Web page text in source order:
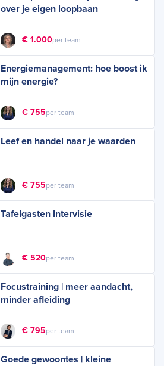
over je eigen loopbaan
€ 1.000per team
Energiemanagement: hoe boost ik
mijn energie?
€ 755per team
Leef en handel naar je waarden
€ 755per team
Tafelgasten Intervisie
€ 520per team
Focustraining | meer aandacht,
minder afleiding
€ 795per team
Goede gewoontes | kleine